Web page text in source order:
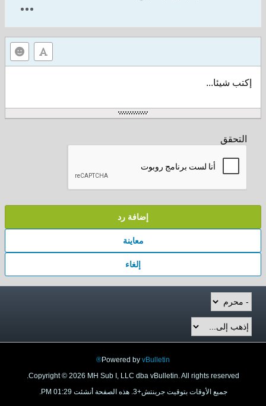
إكتب شيئا...
التحقق
إضافة رد
معاينة
إلغاء
Powered by vBulletin®
Copyright © 2026 MH Sub I, LLC dba vBulletin. All rights reserved.
جميع الأوقات بتوقيت جرينتش+3. هذه الصفحة أنشئت 01:29 PM.